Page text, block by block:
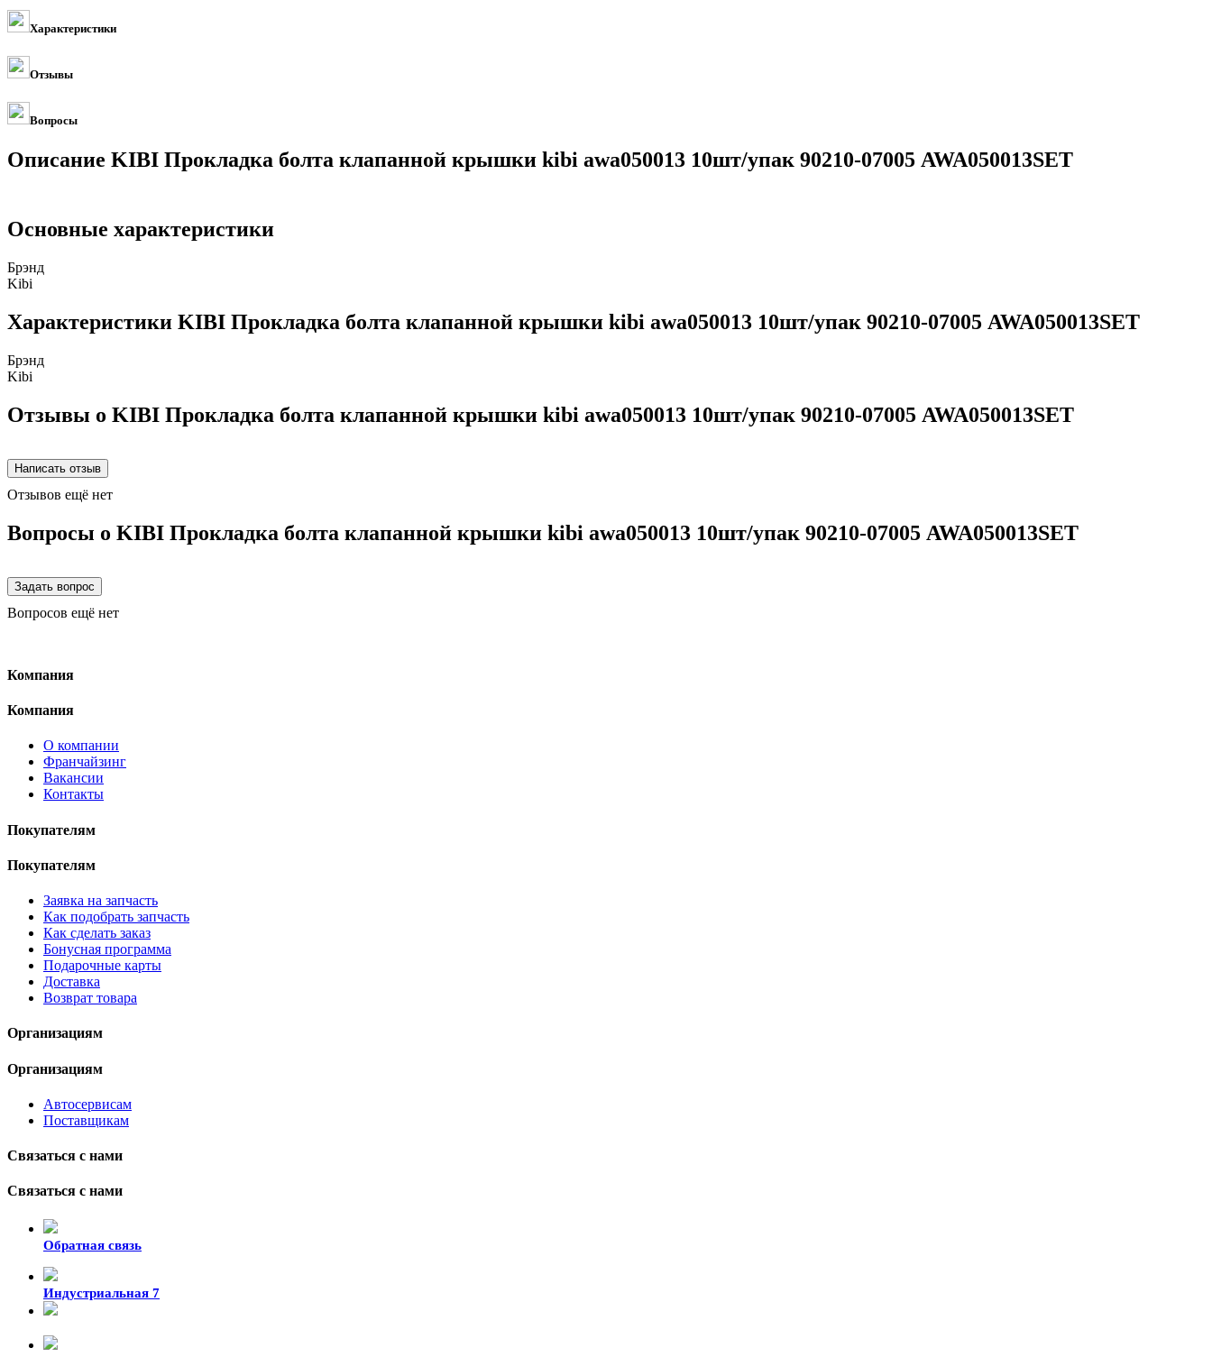
Характеристики
Отзывы
Вопросы
Описание KIBI Прокладка болта клапанной крышки kibi awa050013 10шт/упак 90210-07005 AWA050013SET
Основные характеристики
Брэнд
Kibi
Характеристики KIBI Прокладка болта клапанной крышки kibi awa050013 10шт/упак 90210-07005 AWA050013SET
Брэнд
Kibi
Отзывы о KIBI Прокладка болта клапанной крышки kibi awa050013 10шт/упак 90210-07005 AWA050013SET
Отзывов ещё нет
Вопросы о KIBI Прокладка болта клапанной крышки kibi awa050013 10шт/упак 90210-07005 AWA050013SET
Вопросов ещё нет
Компания
Компания
О компании
Франчайзинг
Вакансии
Контакты
Покупателям
Покупателям
Заявка на запчасть
Как подобрать запчасть
Как сделать заказ
Бонусная программа
Подарочные карты
Доставка
Возврат товара
Организациям
Организациям
Автосервисам
Поставщикам
Связаться с нами
Связаться с нами
Обратная связь
Индустриальная 7